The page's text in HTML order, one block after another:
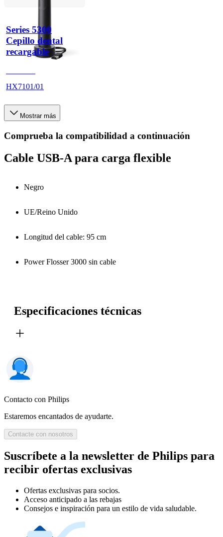
Series 5300
Cepillo dental
recargable
HX7101/01
Mostrar más
Comprueba la compatibilidad a continuación
Cable USB-A para carga flexible
Negro
UE/Reino Unido
Longitud del cable: 95 cm
Power Flosser 3000 sin cable
Especificaciones técnicas
Contacto con Philips
Estaremos encantados de ayudarte.
Contacte con nosotros
Suscríbete a la newsletter de Philips para
recibir ofertas exclusivas
Ofertas exclusivas para socios.
Acceso anticipado a las rebajas
Consejos e inspiración para un estilo de vida saludable.